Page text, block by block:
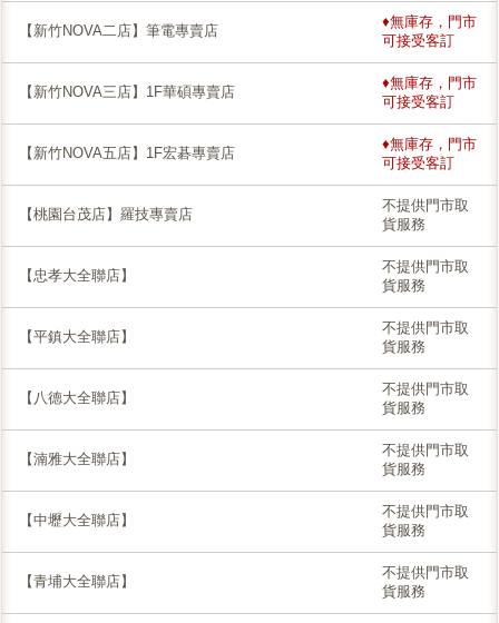
【新竹NOVA二店】筆電專賣店
♦無庫存，門市
可接受客訂
【新竹NOVA三店】1F華碩專賣店
♦無庫存，門市
可接受客訂
【新竹NOVA五店】1F宏碁專賣店
♦無庫存，門市
可接受客訂
【桃園台茂店】羅技專賣店
不提供門市取
貨服務
【忠孝大全聯店】
不提供門市取
貨服務
【平鎮大全聯店】
不提供門市取
貨服務
【八德大全聯店】
不提供門市取
貨服務
【湳雅大全聯店】
不提供門市取
貨服務
【中壢大全聯店】
不提供門市取
貨服務
【青埔大全聯店】
不提供門市取
貨服務